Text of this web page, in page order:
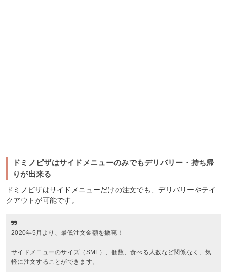
ドミノピザはサイドメニューのみでもデリバリー・持ち帰
りが出来る
ドミノピザはサイドメニューだけの注文でも、デリバリーやテイ
クアウトが可能です。
2020年5月より、最低注文金額を撤廃！
サイドメニューのサイズ（SML）、個数、食べる人数など関係なく、気
軽に注文することができます。